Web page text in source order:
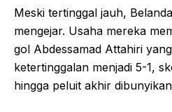
Meski tertinggal jauh,
mengejar. Usaha mereka
gol Abdessamad Attahiri
ketertinggalan menjadi 5-1,
hingga peluit akhir